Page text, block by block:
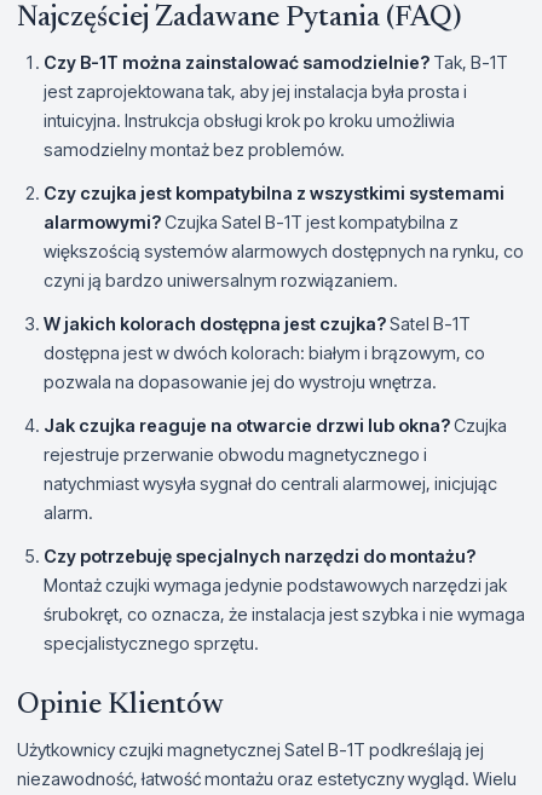
Najczęściej Zadawane Pytania (FAQ)
Czy B-1T można zainstalować samodzielnie? Tak, B-1T
jest zaprojektowana tak, aby jej instalacja była prosta i
intuicyjna. Instrukcja obsługi krok po kroku umożliwia
samodzielny montaż bez problemów.
Czy czujka jest kompatybilna z wszystkimi systemami
alarmowymi?Czujka Satel B-1T jest kompatybilna z
większością systemów alarmowych dostępnych na rynku, co
czyni ją bardzo uniwersalnym rozwiązaniem.
W jakich kolorach dostępna jest czujka?Satel B-1T
dostępna jest w dwóch kolorach: białym i brązowym, co
pozwala na dopasowanie jej do wystroju wnętrza.
Jak czujka reaguje na otwarcie drzwi lub okna?Czujka
rejestruje przerwanie obwodu magnetycznego i
natychmiast wysyła sygnał do centrali alarmowej, inicjując
alarm.
Czy potrzebuję specjalnych narzędzi do montażu?
Montaż czujki wymaga jedynie podstawowych narzędzi jak
śrubokręt, co oznacza, że instalacja jest szybka i nie wymaga
specjalistycznego sprzętu.
Opinie Klientów
Użytkownicy czujki magnetycznej Satel B-1T podkreślają jej
niezawodność, łatwość montażu oraz estetyczny wygląd. Wielu